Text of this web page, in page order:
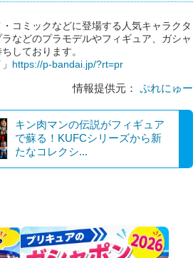
コミックなどに登場する人気キャラクタ
などのプラモデルやフィギュア、ガシャ
しております。
https://p-bandai.jp/?rt=pr
情報提供元： ぷれにゅー
キン肉マンの伝説がフィギュア
で蘇る！KUFCシリーズから新
たなコレクシ...